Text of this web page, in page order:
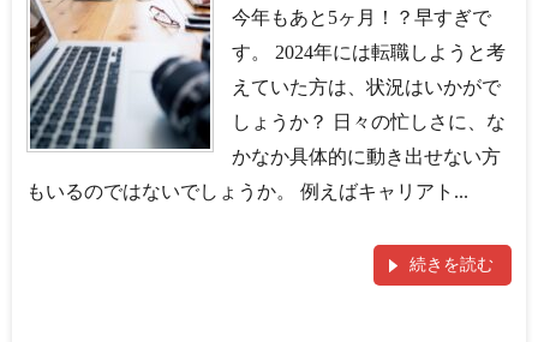
今年もあと5ヶ月！？早すぎで
す。 2024年には転職しようと考
えていた方は、状況はいかがで
しょうか？ 日々の忙しさに、な
かなか具体的に動き出せない方
もいるのではないでしょうか。 例えばキャリアト...
続きを読む